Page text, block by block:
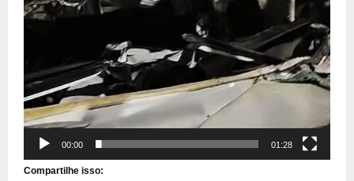
00:00 01:28
Compartilhe isso: